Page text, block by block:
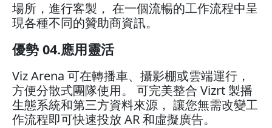
場所，進行客製， 在一個流暢的工作流程中呈
現各種不同的贊助商資訊。
優勢 04.應用靈活
Viz Arena 可在轉播車、攝影棚或雲端運行，
方便分散式團隊使用。 可完美整合 Vizrt 製播
生態系統和第三方資料來源， 讓您無需改變工
作流程即可快速投放 AR 和虛擬廣告。